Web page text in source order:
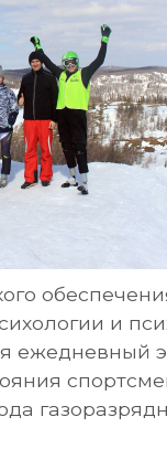
и
ежедневный